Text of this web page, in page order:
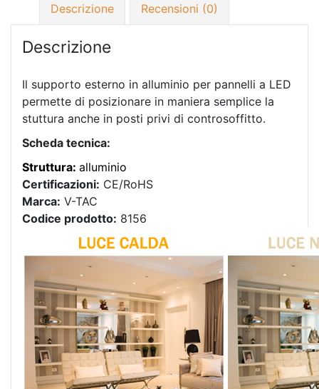
Descrizione
Recensioni (0)
Descrizione
Il supporto esterno in alluminio per pannelli a LED
permette di posizionare in maniera semplice la
stuttura anche in posti privi di controsoffitto.
Scheda tecnica:
Struttura: alluminio
Certificazioni: CE/RoHS
Marca: V-TAC
Codice prodotto: 8156